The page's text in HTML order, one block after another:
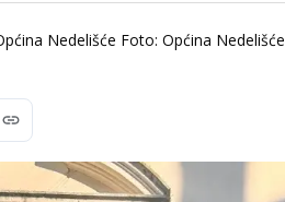
Nedelišće Foto: Općina Nedelišće